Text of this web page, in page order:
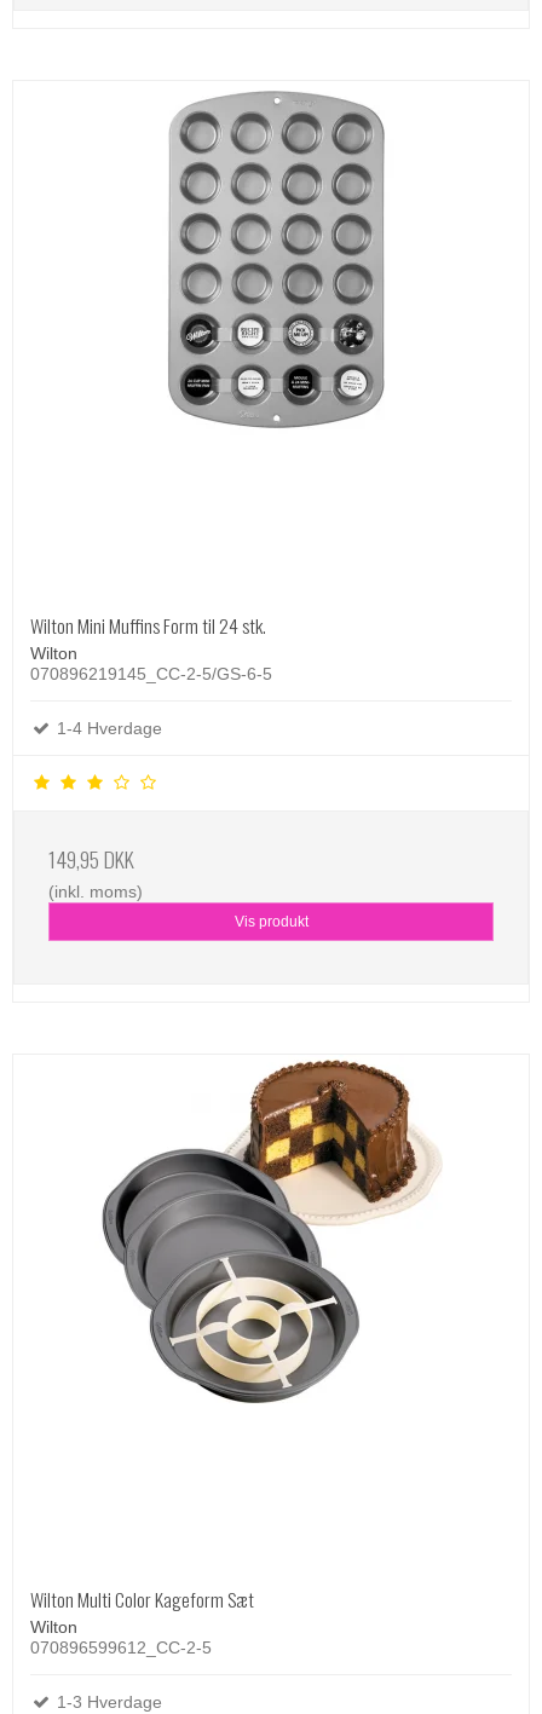
Wilton Mini Muffins Form til 24 stk.
Wilton
070896219145_CC-2-5/GS-6-5
1-4 Hverdage
149,95 DKK
(inkl. moms)
Vis produkt
Wilton Multi Color Kageform Sæt
Wilton
070896599612_CC-2-5
1-3 Hverdage